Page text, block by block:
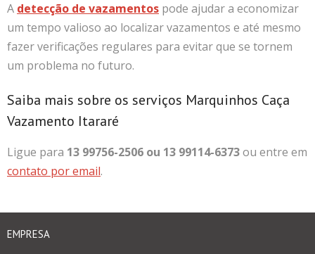
A detecção de vazamentos pode ajudar a economizar
um tempo valioso ao localizar vazamentos e até mesmo
fazer verificações regulares para evitar que se tornem
um problema no futuro.
Saiba mais sobre os serviços Marquinhos Caça
Vazamento Itararé
Ligue para 13 99756-2506 ou 13 99114-6373ou entre em
contato por email.
EMPRESA